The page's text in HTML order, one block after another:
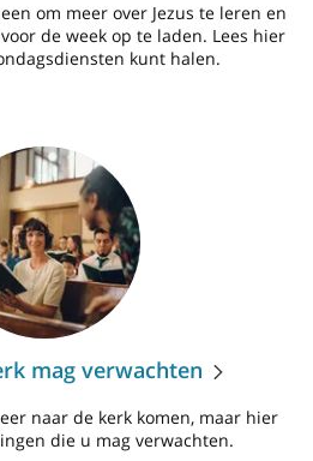
om meer over Jezus te leren en
de week op te laden. Lees hier
kunt halen.
mag verwachten
naar de kerk komen, maar hier
die u mag verwachten.